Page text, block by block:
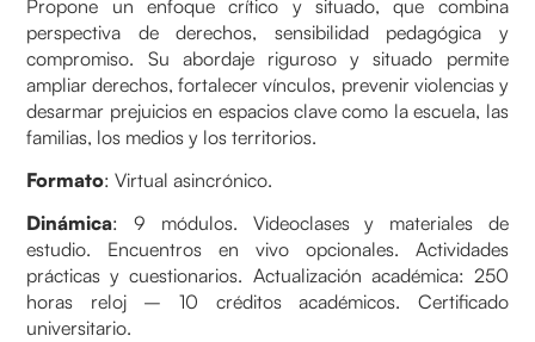
Propone un enfoque crítico y situado, que combina
perspectiva de derechos, sensibilidad pedagógica y
compromiso. Su abordaje riguroso y situado permite
ampliar derechos, fortalecer vínculos, prevenir violencias y
desarmar prejuicios en espacios clave como la escuela, las
familias, los medios y los territorios.
Formato: Virtual asincrónico.
Dinámica: 9 módulos. Videoclases y materiales de
estudio. Encuentros en vivo opcionales. Actividades
prácticas y cuestionarios. Actualización académica: 250
horas reloj – 10 créditos académicos. Certificado
universitario.